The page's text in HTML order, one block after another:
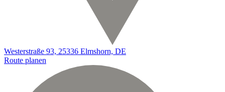
Westerstraße 93, 25336 Elmshorn, DE
Route planen